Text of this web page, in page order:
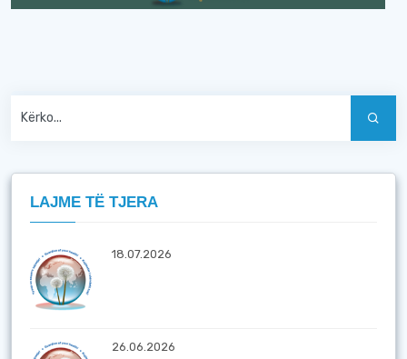
LAJME TË TJERA
18.07.2026
26.06.2026